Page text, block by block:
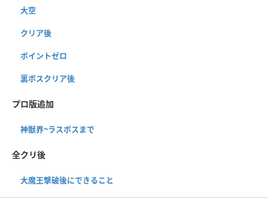
大空
クリア後
ポイントゼロ
裏ボスクリア後
プロ版追加
神獣界~ラスボスまで
全クリ後
大魔王撃破後にできること